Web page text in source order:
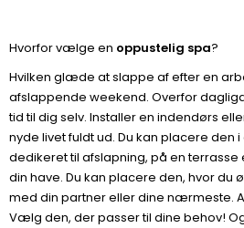
Hvorfor vælge en oppustelig spa?
Hvilken glæde at slappe af efter en
afslappende weekend. Overfor
tid til dig selv. Installer en indendørs
nyde livet fuldt ud. Du kan placere
dedikeret til afslapning, på en terrasse
din have. Du kan placere den, hvor du
med din partner eller dine nærmeste.
Vælg den, der passer til dine behov!